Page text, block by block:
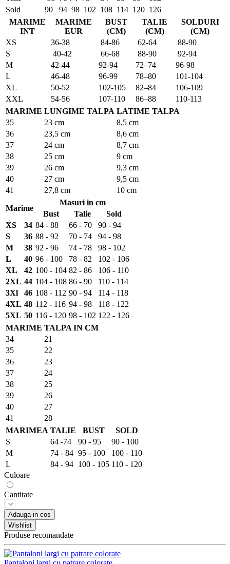
Sold
90 94 98 102 108 114 120 126
MARIME
INT
MARIME
EUR
BUST
(CM)
TALIE
(CM)
SOLDURI
(CM)
XS
36-38 84-86 62-64
88-90
S
40-42 66-68 88-90
92-94
M
42-44 92-94 72–74
96-98
L
46-48 96-99 78–80
101-104
XL
50-52 102-105 82–84
106-109
XXL
54-56 107-110 86–88
110-113
MARIME LUNGIME TALPA LATIME TALPA
35
23 cm
8,5 cm
36
23,5 cm
8,6 cm
37
24 cm
8,7 cm
38
25 cm
9 cm
39
26 cm
9,3 cm
40
27 cm
9,5 cm
41
27,8 cm 10 cm
Marime
Masuri in cm
Bust
Talie
Sold
XS
34 84 - 88 66 - 70
90 - 94
S
36 88 - 92 70 - 74
94 - 98
M
38 92 - 96 74 - 78
98 - 102
L
40 96 - 100 78 - 82
102 - 106
XL
42 100 - 104 82 - 86
106 - 110
2XL 44 104 - 108 86 - 90
110 - 114
3Xl
46 108 - 112 90 - 94
114 - 118
4XL 48 112 - 116 94 - 98
118 - 122
5XL 50 116 - 120 98 - 102 122 - 126
MARIME TALPA IN CM
34
21
35
22
36
23
37
24
38
25
39
26
40
27
41
28
MARIMEA TALIE BUST
SOLD
S
64 -74 90 - 95
90 - 100
M
74 - 84 95 - 100
100 - 110
L
84 - 94 100 - 105 110 - 120
Culoare
Cantitate
Adauga in cos
Wishlist
Produse recomandate